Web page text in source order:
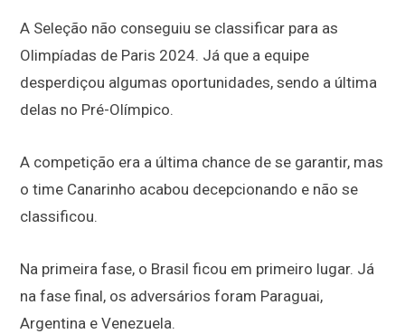
A Seleção não conseguiu se classificar para as
Olimpíadas de Paris 2024. Já que a equipe
desperdiçou algumas oportunidades, sendo a última
delas no Pré-Olímpico.
A competição era a última chance de se garantir, mas
o time Canarinho acabou decepcionando e não se
classificou.
Na primeira fase, o Brasil ficou em primeiro lugar. Já
na fase final, os adversários foram Paraguai,
Argentina e Venezuela.